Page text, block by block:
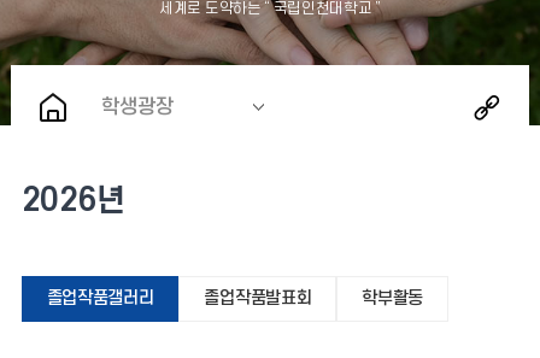
학생광장
2026년
졸업작품갤러리 졸업작품발표회 학부활동